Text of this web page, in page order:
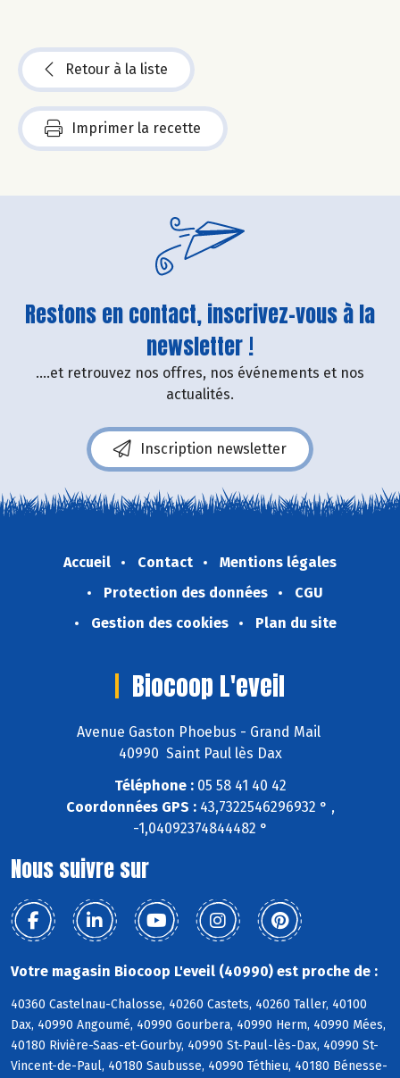
Retour à la liste
Imprimer la recette
Restons en contact, inscrivez-vous à la
newsletter !
....et retrouvez nos offres, nos événements et nos
actualités.
Inscription newsletter
Accueil Contact
Mentions légales
Protection des données
CGU
Gestion des cookies
Plan du site
Biocoop L'eveil
Avenue Gaston Phoebus - Grand Mail
40990 Saint Paul lès Dax
Téléphone :05 58 41 40 42
Coordonnées GPS :43,7322546296932 ° ,
-1,04092374844482 °
Nous suivre sur
Votre magasin Biocoop L'eveil (40990) est proche de :
40360 Castelnau-Chalosse, 40260 Castets, 40260 Taller, 40100
Dax, 40990 Angoumé, 40990 Gourbera, 40990 Herm, 40990 Mées,
40180 Rivière-Saas-et-Gourby, 40990 St-Paul-lès-Dax, 40990 St-
Vincent-de-Paul, 40180 Saubusse, 40990 Téthieu, 40180 Bénesse-